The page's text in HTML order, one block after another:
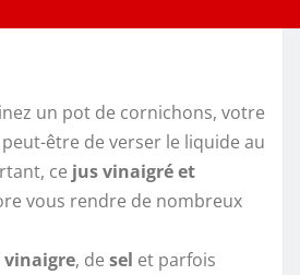
un pot de cornichons, votre
être de verser le liquide au
ce jus vinaigré et
vous rendre de nombreux
vinaigre, de sel et parfois